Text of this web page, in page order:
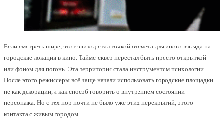
Если смотреть шире, этот эпизод стал точкой отсчета для иного взгляда на
городские локации в кино. Таймс-сквер перестал быть просто открыткой
или фоном для погонь. Эта территория стала инструментом психологии.
После этого режиссеры всё чаще начали использовать городские площадки
не как декорации, а как способ говорить о внутреннем состоянии
персонажа. Но с тех пор почти не было уже этих перекрытий, этого
контакта с живым городом.